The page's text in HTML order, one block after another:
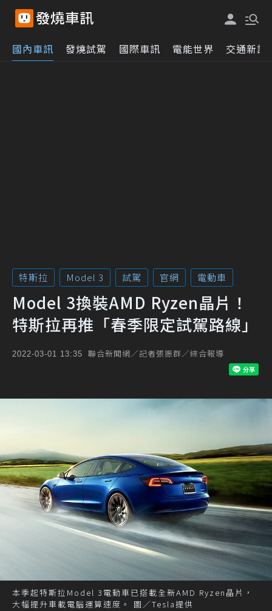
國內車訊 發燒試駕 國際車訊 電能世界 交通新訊
特斯拉 Model 3 試駕 官網 電動車
Model 3換裝AMD Ryzen晶片！
特斯拉再推「春季限定試駕路線」
2022-03-01 13:35 聯合新聞網／記者張振群／綜合報導
本季起特斯拉Model 3電動車已搭載全新AMD Ryzen晶片，
大幅提升車載電腦運算速度。 圖／Tesla提供